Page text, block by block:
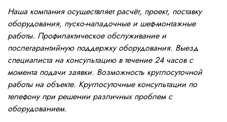
Наша компания осуществляет расчёт, проект, поставку
оборудования, пуско-наладочные и шеф-монтажные
работы. Профилактическое обслуживание и
послегарантийную поддержку оборудования. Выезд
специалиста на консультацию в течение 24 часов с
момента подачи заявки. Возможность круглосуточной
работы на объекте. Круглосуточные консультации по
телефону при решении различных проблем с
оборудованием.